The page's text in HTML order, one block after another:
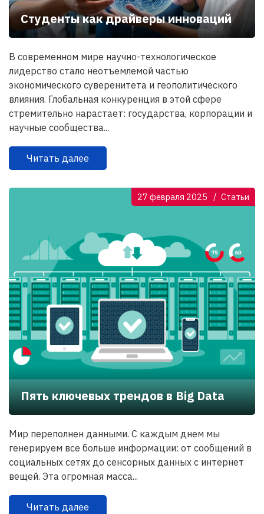
Студенты как драйверы инноваций
В современном мире научно-технологическое
лидерство стало неотъемлемой частью
экономического суверенитета и геополитического
влияния. Глобальная конкуренция в этой сфере
стремительно нарастает: государства, корпорации и
научные сообщества...
Читать далее
27 февраля 2025 Статьи
Пять ключевых трендов в Big Data
Мир переполнен данными. С каждым днем мы
генерируем все больше информации: от сообщений в
социальных сетях до сенсорных данных с интернет
вещей. Эта огромная масса...
Читать далее